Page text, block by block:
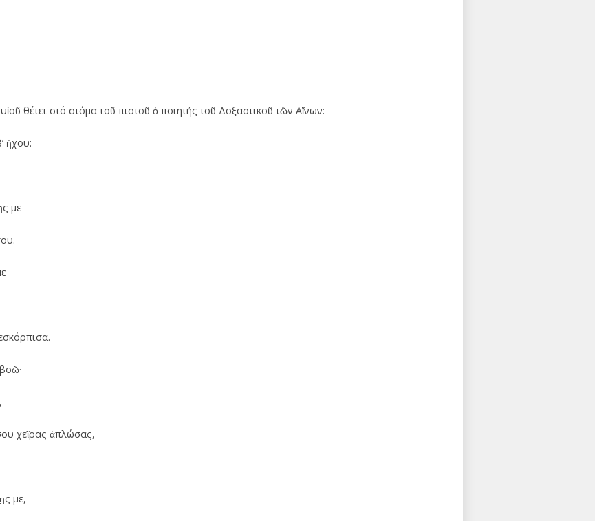
θέτει στό στόμα τοῦ πιστοῦ ὁ ποιητής τοῦ Δοξαστικοῦ τῶν Αἴνων:
ἤχου:
με
χεῖρας ἁπλώσας,
με,